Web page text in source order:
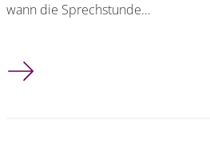
wann die Sprechstunde…
Änderung der Sprechstunde SS 2014